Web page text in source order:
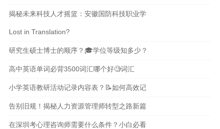
揭秘未来科技人才摇篮：安徽国防科技职业学
Lost in Translation?
研究生硕士博士的顺序？🎓学位等级知多少？
高中英语单词必背3500词汇哪个好🧐词汇
小学英语教研活动记录内容表？📝如何高效记
告别旧规！揭秘人力资源管理师转型之路新篇
在深圳考心理咨询师需要什么条件？小白必看